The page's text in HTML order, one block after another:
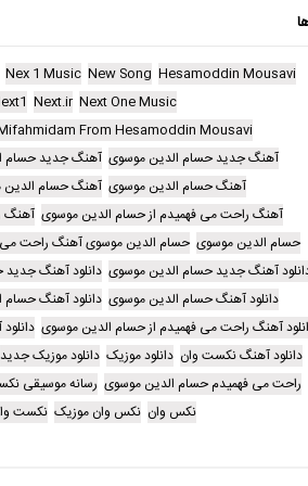
Hesamoddin Mousavi
New Song
Nex 1 Music
Next One Music
Next.ir
From Hesamoddin Mousavi
آهنگ جدید حسام الدین موسوی آهنگ جدید حسام
آهنگ حسام الدین موسوی آهنگ حسام الدین
آهنگ راحت می فهمیدم از حسام الدین موسوی آهنگ
حسام الدین موسوی حسام الدین موسوی آهنگ راحت می
آهنگ جدید حسام الدین موسوی دانلود آهنگ
دانلود آهنگ حسام الدین موسوی دانلود آهنگ
آهنگ راحت می فهمیدم از حسام الدین موسوی
دانلود آهنگ نکست وان دانلود موزیک دانلود موزیک جدید
راحت می فهمیدم حسام الدین موسوی رسانه موسیقی
نکس وان نکس وان موزیک نکست